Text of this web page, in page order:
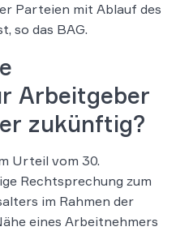
Parteien mit Ablauf des
so das BAG.
Arbeitgeber
zukünftig?
Urteil vom 30.
Rechtsprechung zum
im Rahmen der
eines Arbeitnehmers